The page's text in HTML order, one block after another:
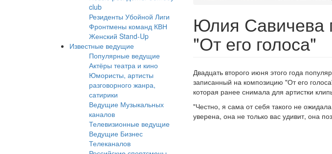
club
Резиденты Убойной Лиги
Фронтмены команд КВН
Женский Stand-Up
Известные ведущие
Популярные ведущие
Актёры театра и кино
Юмористы, артисты
разговорного жанра,
сатирики
Ведущие Музыкальных
каналов
Телевизионные ведущие
Ведущие Бизнес
Телеканалов
Юлия Савичева
"От его голоса"
Двадцать второго июня этого года
записанный на композицию "От его
которая ранее снимала для артистки
"Честно, я сама от себя такого не
уверена, она не только вас удивит, она